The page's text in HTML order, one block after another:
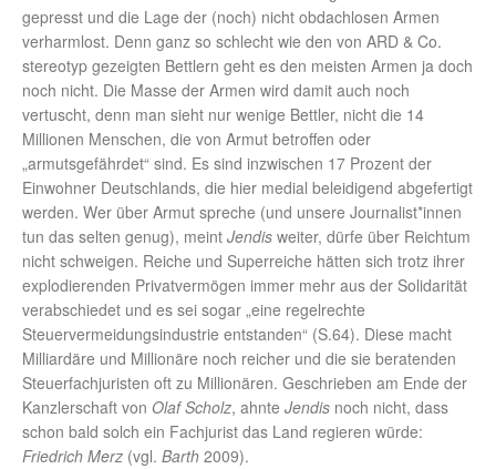
gepresst und die Lage der (noch) nicht obdachlosen Armen
verharmlost. Denn ganz so schlecht wie den von ARD & Co.
stereotyp gezeigten Bettlern geht es den meisten Armen ja doch
noch nicht. Die Masse der Armen wird damit auch noch
vertuscht, denn man sieht nur wenige Bettler, nicht die 14
Millionen Menschen, die von Armut betroffen oder
„armutsgefährdet“ sind. Es sind inzwischen 17 Prozent der
Einwohner Deutschlands, die hier medial beleidigend abgefertigt
werden. Wer über Armut spreche (und unsere Journalist*innen
tun das selten genug), meint Jendis weiter, dürfe über Reichtum
nicht schweigen. Reiche und Superreiche hätten sich trotz ihrer
explodierenden Privatvermögen immer mehr aus der Solidarität
verabschiedet und es sei sogar „eine regelrechte
Steuervermeidungsindustrie entstanden“ (S.64). Diese macht
Milliardäre und Millionäre noch reicher und die sie beratenden
Steuerfachjuristen oft zu Millionären. Geschrieben am Ende der
Kanzlerschaft von Olaf Scholz, ahnte Jendis noch nicht, dass
schon bald solch ein Fachjurist das Land regieren würde:
Friedrich Merz (vgl. Barth 2009).